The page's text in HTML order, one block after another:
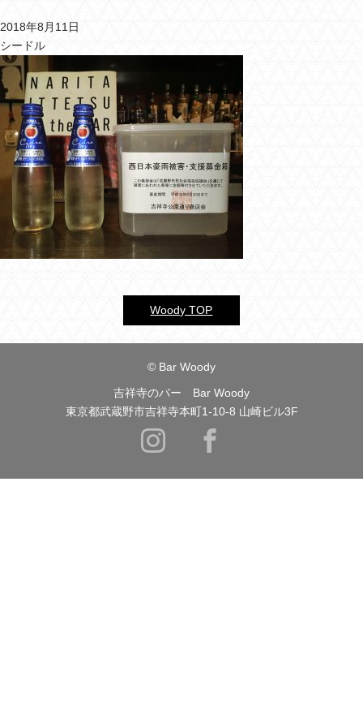
メニュー＆料金
おすすめカクテル
交通のご案内
フォトギャラリー
ブログ
2018年8月11日
シードル
Woody TOP
© Bar Woody
吉祥寺のバー Bar Woody
東京都武蔵野市吉祥寺本町1-10-8 山崎ビル3F